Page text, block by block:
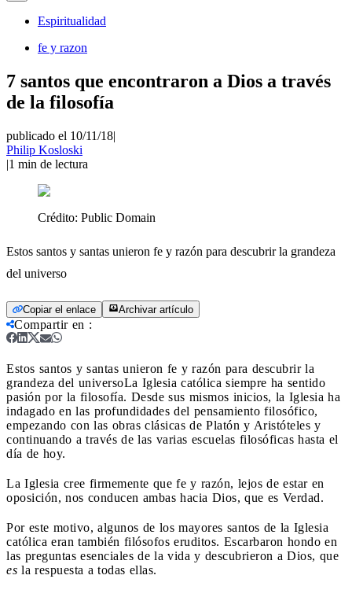
Espiritualidad
fe y razon
7 santos que encontraron a Dios a través
de la filosofía
publicado el 10/11/18|
Philip Kosloski
|1 min de lectura
Crédito: Public Domain
Estos santos y santas unieron fe y razón para descubrir la grandeza
del universo
Copiar el enlace Archivar artículo
Compartir en :
Estos santos y santas unieron fe y razón para descubrir la
grandeza del universoLa Iglesia católica siempre ha sentido
pasión por la filosofía. Desde sus mismos inicios, la Iglesia ha
indagado en las profundidades del pensamiento filosófico,
empezando con las obras clásicas de Platón y Aristóteles y
continuando a través de las varias escuelas filosóficas hasta el
día de hoy.
La Iglesia cree firmemente que fe y razón, lejos de estar en
oposición, nos conducen ambas hacia Dios, que es Verdad.
Por este motivo, algunos de los mayores santos de la Iglesia
católica eran también filósofos eruditos. Escarbaron hondo en
las preguntas esenciales de la vida y descubrieron a Dios, que
es la respuesta a todas ellas.